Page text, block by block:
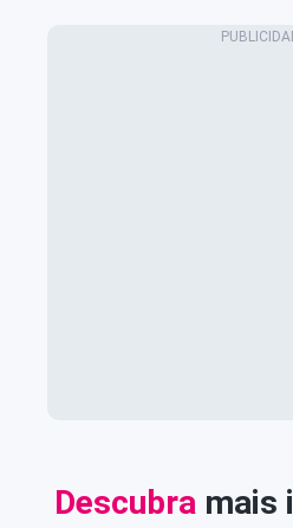
Descubramais